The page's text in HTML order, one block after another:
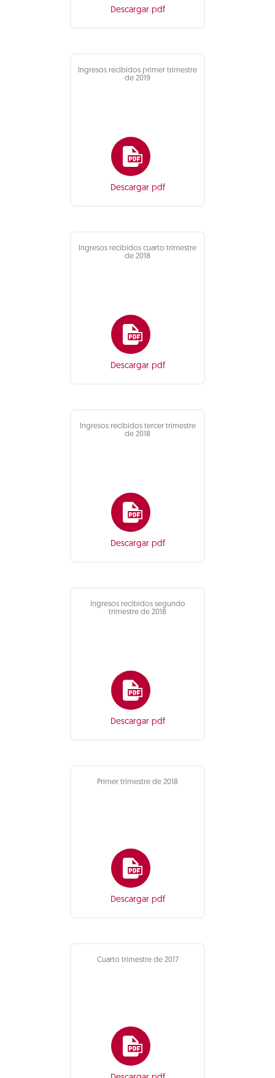
Descargar pdf
Ingresos recibidos primer trimestre
de 2019
Descargar pdf
Ingresos recibidos cuarto trimestre
de 2018
Descargar pdf
Ingresos recibidos tercer trimestre
de 2018
Descargar pdf
Ingresos recibidos segundo
trimestre de 2018
Descargar pdf
Primer trimestre de 2018
Descargar pdf
Cuarto trimestre de 2017